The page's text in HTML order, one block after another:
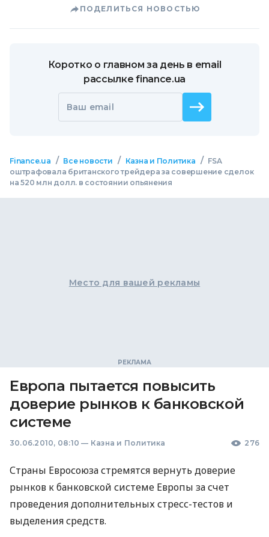
ПОДЕЛИТЬСЯ НОВОСТЬЮ
Коротко о главном за день в email
рассылке finance.ua
Ваш email
Finance.ua / Все новости / Казна и Политика / FSA
оштрафовала британского трейдера за совершение сделок
на 520 млн долл. в состоянии опьянения
Место для вашей рекламы
Европа пытается повысить
доверие рынков к банковской
системе
30.06.2010, 08:10 — Казна и Политика 276
Страны Евросоюза стремятся вернуть доверие
рынков к банковской системе Европы за счет
проведения дополнительных стресс-тестов и
выделения средств.